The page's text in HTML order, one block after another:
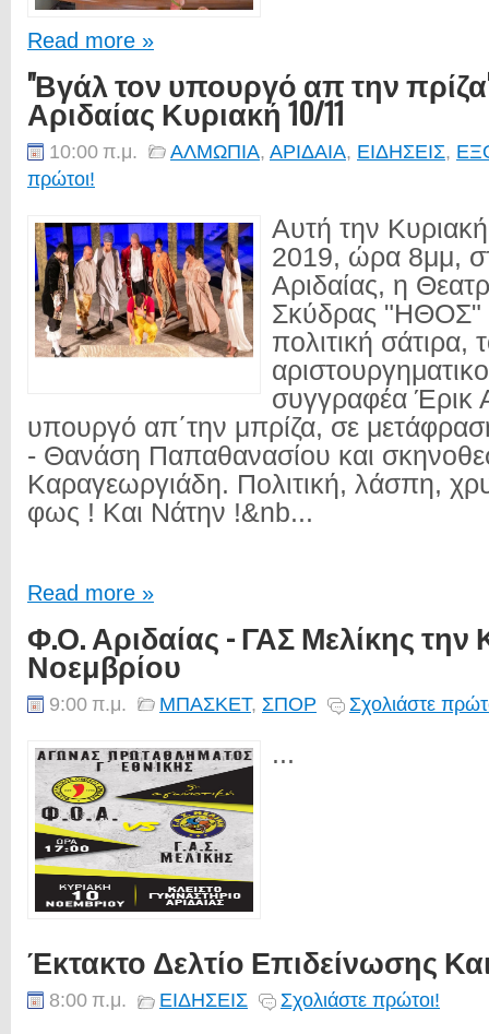
Read more »
"Βγάλ τον υπουργό απ την πρίζα"
Αριδαίας Κυριακή 10/11
10:00 π.μ. ΑΛΜΩΠΙΑ, ΑΡΙΔΑΙΑ, ΕΙΔΗΣΕΙΣ,
πρώτοι!
Αυτή την
2019, ώρα 8μμ,
Αριδαίας, η
Σκύδρας "ΗΘΟΣ"
πολιτική σάτιρα,
συγγραφέα Έρικ
υπουργό απ΄την μπρίζα, σε
- Θανάση Παπαθανασίου και
Καραγεωργιάδη. Πολιτική, λάσπη,
φως ! Και Νάτην !&nb...
Read more »
Φ.Ο. Αριδαίας - ΓΑΣ Μελίκης την
Νοεμβρίου
9:00 π.μ. ΜΠΑΣΚΕΤ, ΣΠΟΡ Σχολιάστε
...
Έκτακτο Δελτίο Επιδείνωσης
8:00 π.μ. ΕΙΔΗΣΕΙΣ Σχολιάστε πρώτοι!